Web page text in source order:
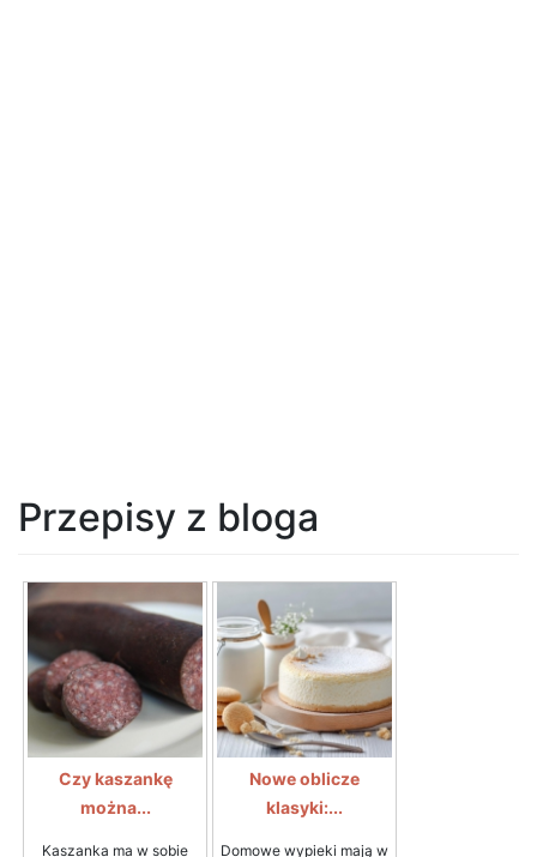
Przepisy z bloga
Czy kaszankę
można...
Kaszanka ma w sobie
Nowe oblicze
klasyki:...
Domowe wypieki mają w